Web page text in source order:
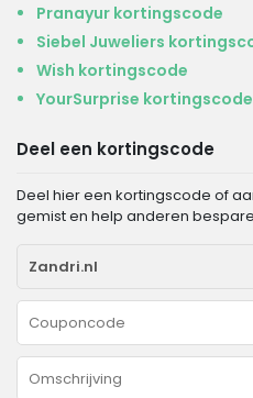
Pranayur kortingscode
Siebel Juweliers
Wish kortingscode
YourSurprise kortingscode
Deel een kortingscode
Deel hier een kortingscode of
gemist en help anderen